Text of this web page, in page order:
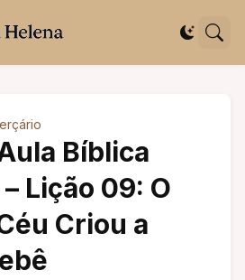
Bíblica
Lição 09: O
Criou a